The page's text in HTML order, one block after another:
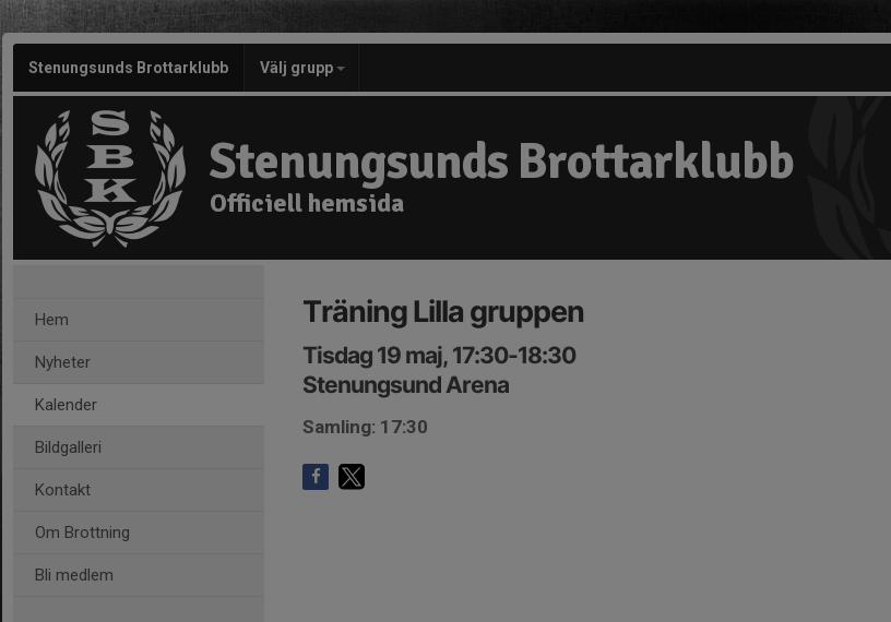
Stenungsunds Brottarklubb Välj grupp
Stenungsunds Brottarklubb
Officiell hemsida
Hem
Nyheter
Kalender
Bildgalleri
Kontakt
Om Brottning
Bli medlem
Träning Lilla gruppen
Tisdag 19 maj, 17:30-18:30
Stenungsund Arena
Samling: 17:30